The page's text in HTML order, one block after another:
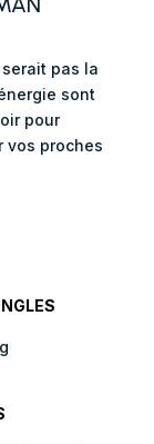
pas la
sont
pour
vos proches